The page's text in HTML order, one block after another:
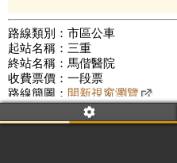
路線類別：市區公車
起站名稱：三重
終站名稱：馬偕醫院
收費票價：一段票
路線簡圖： 開新視窗瀏覽
附屬名稱：539
公車數量: 累計7418、上線6147